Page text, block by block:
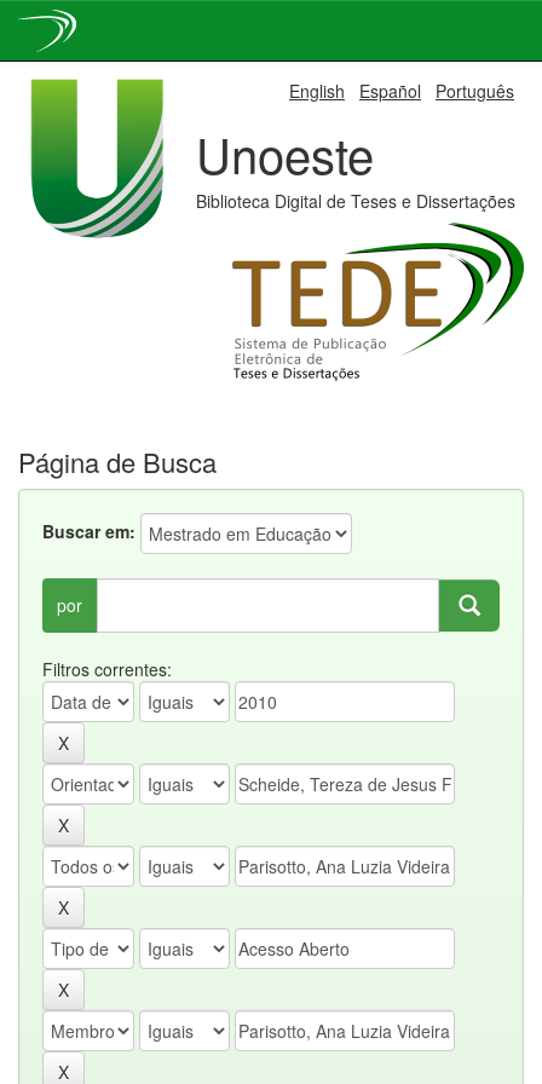
English Español Português
Unoeste
Biblioteca Digital de Teses e Dissertações
Página de Busca
Buscar em:
por
Filtros correntes: